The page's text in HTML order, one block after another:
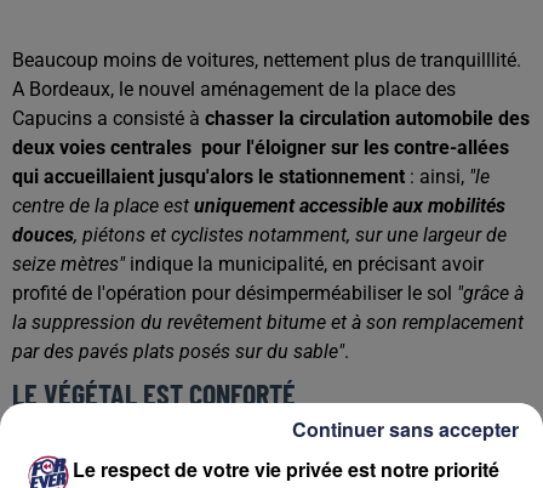
Beaucoup moins de voitures, nettement plus de tranquilllité.
A Bordeaux, le nouvel aménagement de la place des
Capucins a consisté à chasser la circulation automobile des
deux voies centrales pour l'éloigner sur les contre-allées
qui accueillaient jusqu'alors le stationnement : ainsi, "le
centre de la place est uniquement accessible aux mobilités
douces, piétons et cyclistes notamment, sur une largeur de
seize mètres"indique la municipalité, en précisant avoir
profité de l'opération pour désimperméabiliser le sol "grâce à
la suppression du revêtement bitume et à son remplacement
par des pavés plats posés sur du sable".
LE VÉGÉTAL EST CONFORTÉ
L'importance de la verdure a par ailleurs été réaffirmée :"Les
quatorze arbres existants ont été conservés et mis en valeur
Le respect de votre vie privée est notre priorité
Continuer sans accepter